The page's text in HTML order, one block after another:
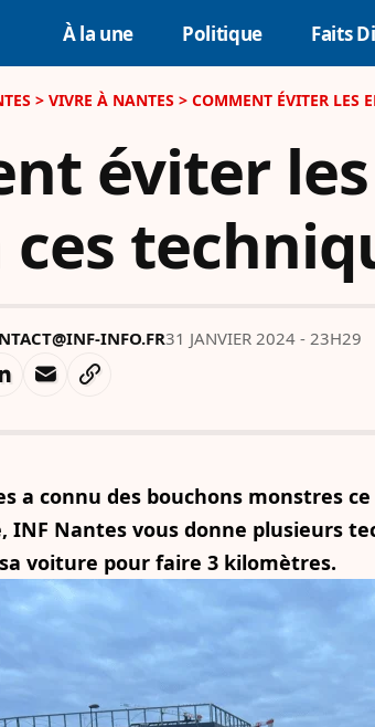
À la une Politique Faits
> VIVRE À NANTES > COMMENT ÉVITER LES
éviter
ces
INFO.FR31 JANVIER 2024 - 23H29
a connu des bouchons monstres
INF Nantes vous donne plusieurs
voiture pour faire 3 kilomètres.